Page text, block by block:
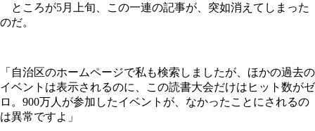
ところが5月上旬、この一連の記事が、突如消えてしまった
のだ。
「自治区のホームページで私も検索しましたが、ほかの過去の
イベントは表示されるのに、この読書大会だけはヒット数がゼ
ロ。900万人が参加したイベントが、なかったことにされるの
は異常ですよ」